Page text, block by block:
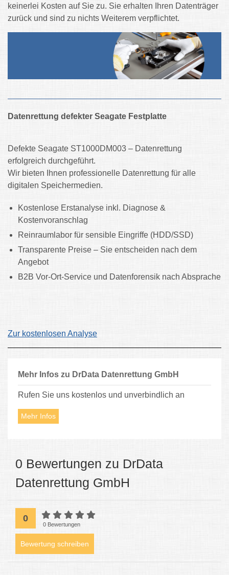
keinerlei Kosten auf Sie zu. Sie erhalten Ihren Datenträger
zurück und sind zu nichts Weiterem verpflichtet.
Datenrettung defekter Seagate Festplatte
Defekte Seagate ST1000DM003 – Datenrettung
erfolgreich durchgeführt.
Wir bieten Ihnen professionelle Datenrettung für alle
digitalen Speichermedien.
Kostenlose Erstanalyse inkl. Diagnose &
Kostenvoranschlag
Reinraumlabor für sensible Eingriffe (HDD/SSD)
Transparente Preise – Sie entscheiden nach dem
Angebot
B2B Vor-Ort-Service und Datenforensik nach Absprache
Zur kostenlosen Analyse
Mehr Infos zu DrData Datenrettung GmbH
Rufen Sie uns kostenlos und unverbindlich an
Mehr Infos
0 Bewertungen zu DrData
Datenrettung GmbH
0
0 Bewertungen
Bewertung schreiben